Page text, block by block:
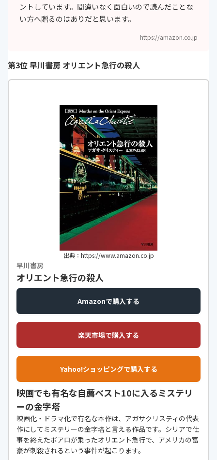
ントしています。間違いなく面白いので読んだことな
い方へ贈るのはありだと思います。
https://amazon.co.jp
第3位 早川書房 オリエント急行の殺人
出典：https://www.amazon.co.jp
早川書房
オリエント急行の殺人
Amazonで購入する
楽天市場で購入する
Yahoo!ショッピングで購入する
映画でも有名な自薦ベスト10に入るミステリ
ーの金字塔
映画化・ドラマ化で有名な本作は、アガサクリスティの代表
作にしてミステリーの金字塔と言える作品です。シリアで仕
事を終えたポアロが乗ったオリエント急行で、アメリカの富
豪が刺殺されるという事件が起こります。